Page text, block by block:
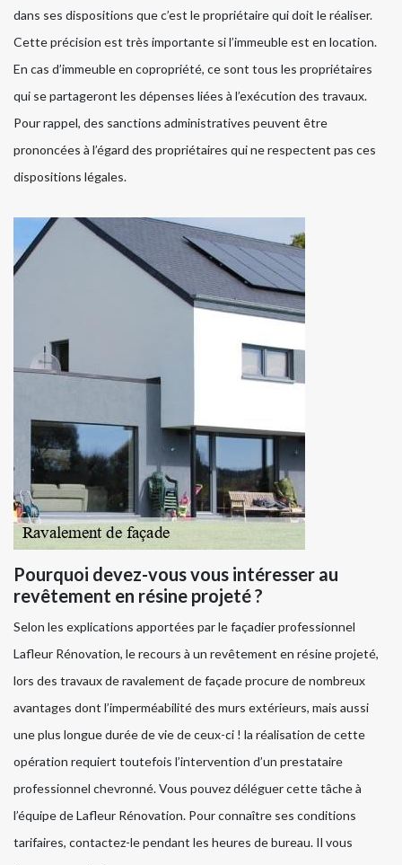
dans ses dispositions que c’est le propriétaire qui doit le réaliser.
Cette précision est très importante si l’immeuble est en location.
En cas d’immeuble en copropriété, ce sont tous les propriétaires
qui se partageront les dépenses liées à l’exécution des travaux.
Pour rappel, des sanctions administratives peuvent être
prononcées à l’égard des propriétaires qui ne respectent pas ces
dispositions légales.
Pourquoi devez-vous vous intéresser au
revêtement en résine projeté ?
Selon les explications apportées par le façadier professionnel
Lafleur Rénovation, le recours à un revêtement en résine projeté,
lors des travaux de ravalement de façade procure de nombreux
avantages dont l’imperméabilité des murs extérieurs, mais aussi
une plus longue durée de vie de ceux-ci ! la réalisation de cette
opération requiert toutefois l’intervention d’un prestataire
professionnel chevronné. Vous pouvez déléguer cette tâche à
l’équipe de Lafleur Rénovation. Pour connaître ses conditions
tarifaires, contactez-le pendant les heures de bureau. Il vous